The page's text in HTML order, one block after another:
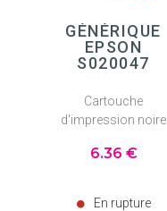
GÉNÉRIQUE
EPSON
S020047
Cartouche
d'impression noire
6.36 €
En rupture